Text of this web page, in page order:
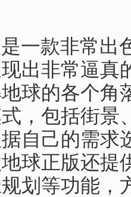
一款非常出
出非常逼真
球的各个角
，包括街景
自己的需求
球正版还提
划等功能，